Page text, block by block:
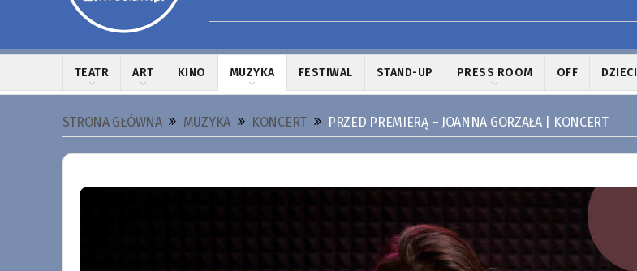
TEATR ART KINO MUZYKA FESTIWAL STAND-UP PRESS ROOM OFF DZIECI
STRONA GŁÓWNA MUZYKA KONCERT PRZED PREMIERĄ – JOANNA GORZAŁA | KONCERT